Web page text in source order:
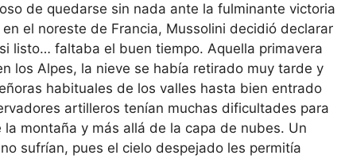
de quedarse sin nada ante la fulminante victoria
el noreste de Francia, Mussolini decidió declarar
listo… faltaba el buen tiempo. Aquella primavera
los Alpes, la nieve se había retirado muy tarde y
habituales de los valles hasta bien entrado
artilleros tenían muchas dificultades para
montaña y más allá de la capa de nubes. Un
sufrían, pues el cielo despejado les permitía